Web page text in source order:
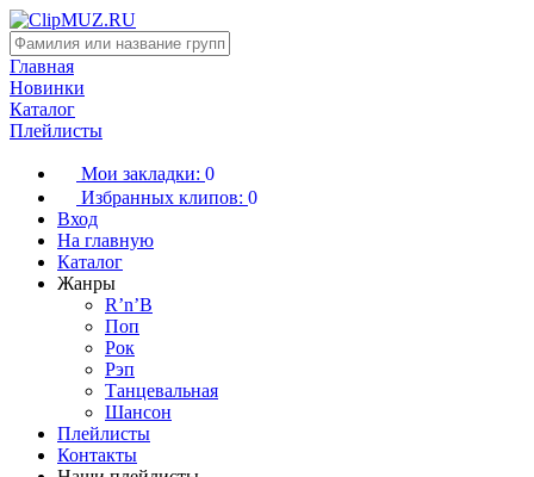
Главная
Новинки
Каталог
Плейлисты
Мои закладки: 0
Избранных клипов: 0
Вход
На главную
Каталог
Жанры
R’n’B
Поп
Рок
Рэп
Танцевальная
Шансон
Плейлисты
Контакты